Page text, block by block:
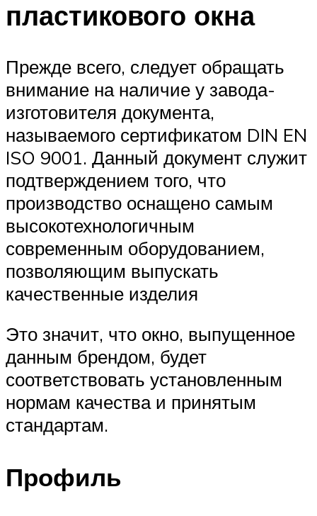
пластикового окна
Прежде всего, следует обращать
внимание на наличие у завода-
изготовителя документа,
называемого сертификатом DIN EN
ISO 9001. Данный документ служит
подтверждением того, что
производство оснащено самым
высокотехнологичным
современным оборудованием,
позволяющим выпускать
качественные изделия
Это значит, что окно, выпущенное
данным брендом, будет
соответствовать установленным
нормам качества и принятым
стандартам.
Профиль